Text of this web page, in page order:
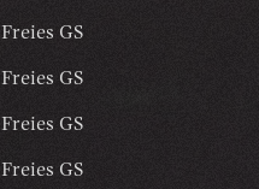
Freies GS
Freies GS
Freies GS
Freies GS